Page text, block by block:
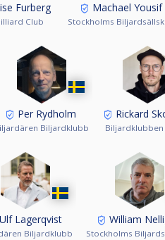
Furberg
Club
Machael Yousif
Stockholms
Per Rydholm
Biljardklubb
Rickard
Ulf Lagerqvist
Biljardklubb
William
Stockholms